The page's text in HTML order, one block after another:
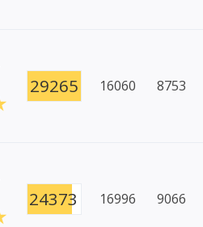
29265 16060 8753
24373 16996 9066